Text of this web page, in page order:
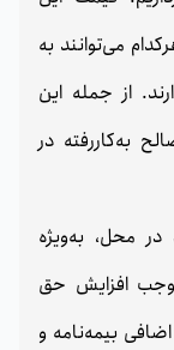
می‌توانند به
از جمله این
به‌کاررفته در
محل، به‌ویژه
افزایش حق
بیمه‌نامه و